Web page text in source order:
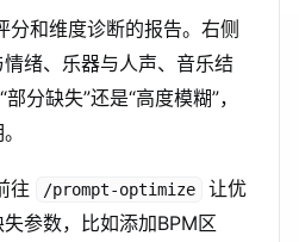
分和维度诊断的报告。右侧
绪、乐器与人声、音乐结
分缺失”还是“高度模糊”，
往 /prompt-optimize
让优
参数，比如添加BPM区